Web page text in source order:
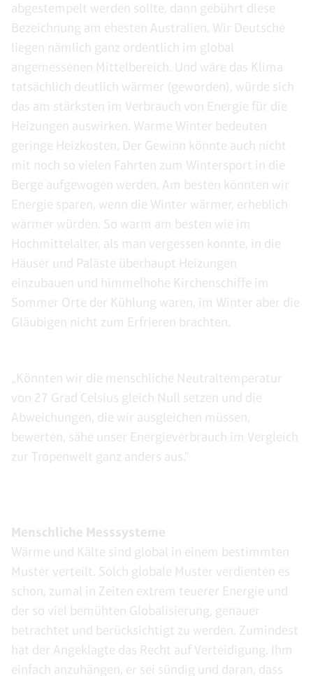
abgestempelt werden sollte, dann gebührt diese
Bezeichnung am ehesten Australien. Wir Deutsche
liegen nämlich ganz ordentlich im global
angemessenen Mittelbereich. Und wäre das Klima
tatsächlich deutlich wärmer (geworden), würde sich
das am stärksten im Verbrauch von Energie für die
Heizungen auswirken. Warme Winter bedeuten
geringe Heizkosten. Der Gewinn könnte auch nicht
mit noch so vielen Fahrten zum Wintersport in die
Berge aufgewogen werden. Am besten könnten wir
Energie sparen, wenn die Winter wärmer, erheblich
wärmer würden. So warm am besten wie im
Hochmittelalter, als man vergessen konnte, in die
Häuser und Paläste überhaupt Heizungen
einzubauen und himmelhohe Kirchenschiffe im
Sommer Orte der Kühlung waren, im Winter aber die
Gläubigen nicht zum Erfrieren brachten.
„Könnten wir die menschliche Neutraltemperatur
von 27 Grad Celsius gleich Null setzen und die
Abweichungen, die wir ausgleichen müssen,
bewerten, sähe unser Energieverbrauch im Vergleich
zur Tropenwelt ganz anders aus.“
Menschliche Messsysteme
Wärme und Kälte sind global in einem bestimmten
Muster verteilt. Solch globale Muster verdienten es
schon, zumal in Zeiten extrem teuerer Energie und
der so viel bemühten Globalisierung, genauer
betrachtet und berücksichtigt zu werden. Zumindest
hat der Angeklagte das Recht auf Verteidigung. Ihm
einfach anzuhängen, er sei sündig und daran, dass